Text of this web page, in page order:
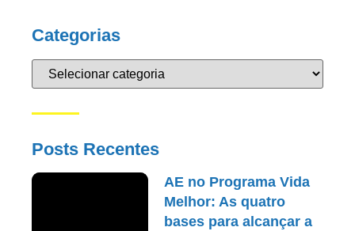
Categorias
Posts Recentes
AE no Programa Vida
Melhor: As quatro
bases para alcançar a